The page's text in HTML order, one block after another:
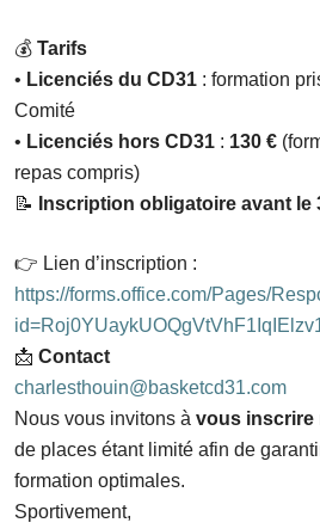
💰 Tarifs
• Licenciés du CD31 : formation
Comité
• Licenciés hors CD31 : 130 €
repas compris)
📝
Inscription obligatoire avant le
👉 Lien d’inscription :
https://forms.office.com/Pages/
📩 Contact
charlesthouin@basketcd31.com
Nous vous invitons à vous inscrire
de places étant limité afin de
formation optimales.
Sportivement,